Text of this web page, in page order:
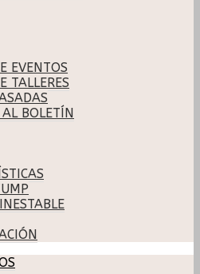
EVENTOS
TALLERES
AL BOLETÍN